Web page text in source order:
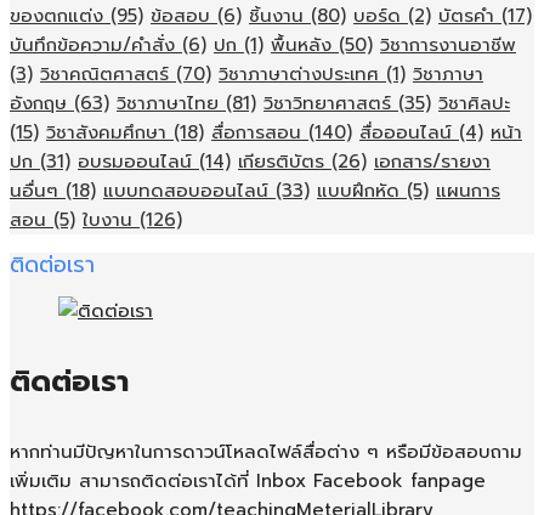
ของตกแต่ง (95) ข้อสอบ (6) ชิ้นงาน (80) บอร์ด (2) บัตรคำ (17)
บันทึกข้อความ/คำสั่ง (6) ปก (1) พื้นหลัง (50) วิชาการงานอาชีพ
(3) วิชาคณิตศาสตร์ (70) วิชาภาษาต่างประเทศ (1) วิชาภาษา
อังกฤษ (63) วิชาภาษาไทย (81) วิชาวิทยาศาสตร์ (35) วิชาศิลปะ
(15) วิชาสังคมศึกษา (18) สื่อการสอน (140) สื่อออนไลน์ (4) หน้า
ปก (31) อบรมออนไลน์ (14) เกียรติบัตร (26) เอกสาร/รายงา
นอื่นๆ (18) แบบทดสอบออนไลน์ (33) แบบฝึกหัด (5) แผนการ
สอน (5) ใบงาน (126)
ติดต่อเรา
ติดต่อเรา
หากท่านมีปัญหาในการดาวน์โหลดไฟล์สื่อต่าง ๆ หรือมีข้อสอบถาม
เพิ่มเติม สามารถติดต่อเราได้ที่ Inbox Facebook fanpage